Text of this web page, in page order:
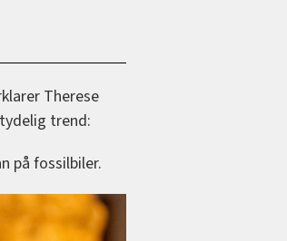
Therese
trend:
på fossilbiler.